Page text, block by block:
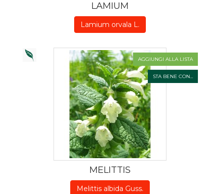
LAMIUM
Lamium orvala L.
AGGIUNGI ALLA LISTA
STA BENE CON...
MELITTIS
Melittis albida Guss.